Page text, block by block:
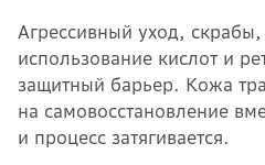
Агрессивный уход,
использование кислот и
защитный барьер. Кожа
на самовосстановление
и процесс затягивается.